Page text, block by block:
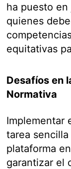
ha puesto en
quienes
equitativas
Desafíos en
Normativa
Implementar
tarea
plataforma
garantizar el